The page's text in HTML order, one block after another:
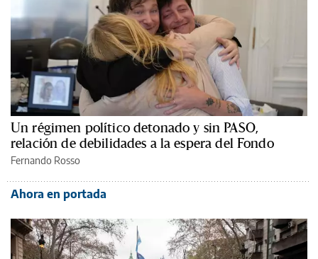
Un régimen político detonado y sin PASO,
relación de debilidades a la espera del Fondo
Fernando Rosso
Ahora en portada